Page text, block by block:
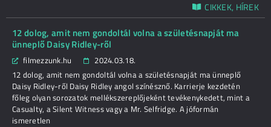
CIKKEK, HÍREK
12 dolog, amit nem gondoltál volna a születésnapját ma
ünneplő Daisy Ridley-ről
filmezzunk.hu
2024.03.18.
12 dolog, amit nem gondoltál volna a születésnapját ma ünneplő
Daisy Ridley-ről Daisy Ridley angol színésznő. Karrierje kezdetén
főleg olyan sorozatok mellékszereplőjeként tevékenykedett, mint a
Casualty, a Silent Witness vagy a Mr. Selfridge. A jóformán
ismeretlen